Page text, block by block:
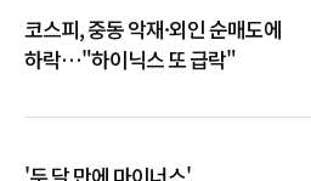
코스피, 중동 악재·외인 순매도에
하락…"하이닉스 또 급락"